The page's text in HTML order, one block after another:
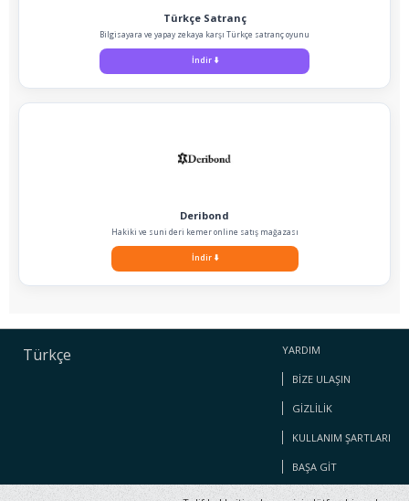
Türkçe Satranç
Bilgisayara ve yapay zekaya karşı Türkçe satranç oyunu
İndir ⬇️
Deribond
Hakiki ve suni deri kemer online satış mağazası
İndir⬇️
Türkçe YARDIM
BIZE ULAŞIN
GIZLILIK
KULLANIM ŞARTLARI
BAŞA GIT